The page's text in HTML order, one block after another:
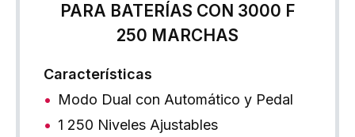
PARA BATERÍAS CON 3000 F
250 MARCHAS
Características
Modo Dual con Automático y Pedal
1 250 Niveles Ajustables